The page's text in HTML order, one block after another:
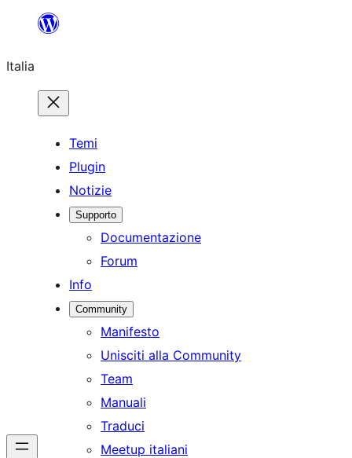
contenuto
Italia
Temi
Plugin
Notizie
Supporto
Documentazione
Forum
Info
Community
Manifesto
Unisciti alla Community
Team
Manuali
Traduci
Meetup italiani